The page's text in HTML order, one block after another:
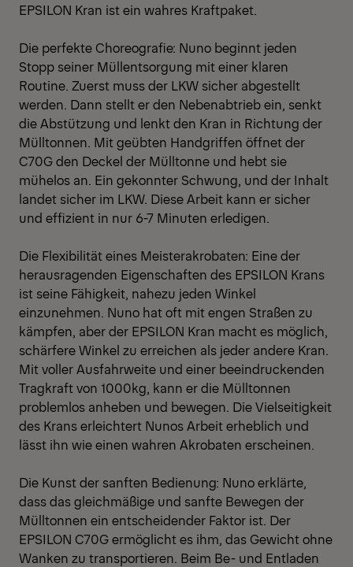
EPSILON Kran ist ein wahres Kraftpaket.
Die perfekte Choreografie: Nuno beginnt jeden
Stopp seiner Müllentsorgung mit einer klaren
Routine. Zuerst muss der LKW sicher abgestellt
werden. Dann stellt er den Nebenabtrieb ein, senkt
die Abstützung und lenkt den Kran in Richtung der
Mülltonnen. Mit geübten Handgriffen öffnet der
C70G den Deckel der Mülltonne und hebt sie
mühelos an. Ein gekonnter Schwung, und der Inhalt
landet sicher im LKW. Diese Arbeit kann er sicher
und effizient in nur 6-7 Minuten erledigen.
Die Flexibilität eines Meisterakrobaten: Eine der
herausragenden Eigenschaften des EPSILON Krans
ist seine Fähigkeit, nahezu jeden Winkel
einzunehmen. Nuno hat oft mit engen Straßen zu
kämpfen, aber der EPSILON Kran macht es möglich,
schärfere Winkel zu erreichen als jeder andere Kran.
Mit voller Ausfahrweite und einer beeindruckenden
Tragkraft von 1000kg, kann er die Mülltonnen
problemlos anheben und bewegen. Die Vielseitigkeit
des Krans erleichtert Nunos Arbeit erheblich und
lässt ihn wie einen wahren Akrobaten erscheinen.
Die Kunst der sanften Bedienung: Nuno erklärte,
dass das gleichmäßige und sanfte Bewegen der
Mülltonnen ein entscheidender Faktor ist. Der
EPSILON C70G ermöglicht es ihm, das Gewicht ohne
Wanken zu transportieren. Beim Be- und Entladen